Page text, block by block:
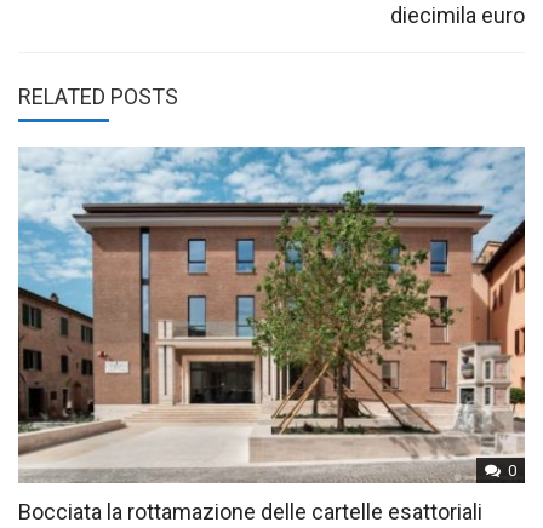
diecimila euro
RELATED POSTS
0
Bocciata la rottamazione delle cartelle esattoriali